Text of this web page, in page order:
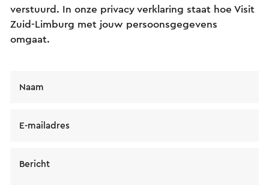
verstuurd. In onze privacy verklaring staat hoe Visit
Zuid-Limburg met jouw persoonsgegevens
omgaat.
Naam
E-mailadres
Bericht